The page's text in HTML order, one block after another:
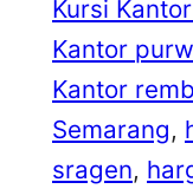
Kursi
Kantor
Kantor
Semarang,
sragen,